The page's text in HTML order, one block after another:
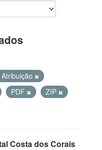
PDF
ZIP
Costa dos Corais